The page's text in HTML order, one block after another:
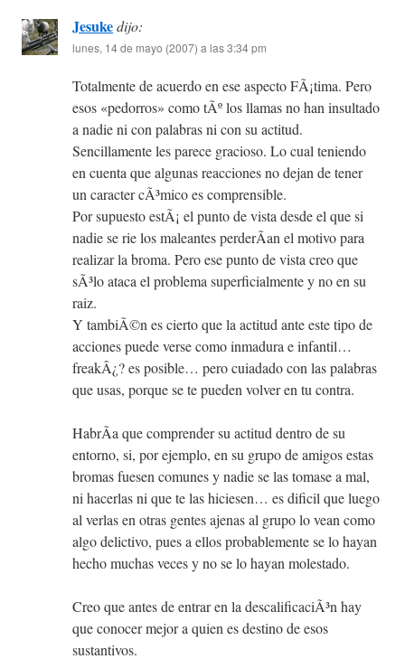
Jesukedijo:
lunes, 14 de mayo (2007) a las 3:34 pm
Totalmente de acuerdo en ese aspecto FÃ¡tima. Pero
esos «pedorros» como tÃº los llamas no han insultado
a nadie ni con palabras ni con su actitud.
Sencillamente les parece gracioso. Lo cual teniendo
en cuenta que algunas reacciones no dejan de tener
un caracter cÃ³mico es comprensible.
Por supuesto estÃ¡ el punto de vista desde el que si
nadie se rie los maleantes perderÃ­an el motivo para
realizar la broma. Pero ese punto de vista creo que
sÃ³lo ataca el problema superficialmente y no en su
raiz.
Y tambiÃ©n es cierto que la actitud ante este tipo de
acciones puede verse como inmadura e infantil…
freakÂ¿? es posible… pero cuiadado con las palabras
que usas, porque se te pueden volver en tu contra.
HabrÃ­a que comprender su actitud dentro de su
entorno, si, por ejemplo, en su grupo de amigos estas
bromas fuesen comunes y nadie se las tomase a mal,
ni hacerlas ni que te las hiciesen… es dificil que luego
al verlas en otras gentes ajenas al grupo lo vean como
algo delictivo, pues a ellos probablemente se lo hayan
hecho muchas veces y no se lo hayan molestado.
Creo que antes de entrar en la descalificaciÃ³n hay
que conocer mejor a quien es destino de esos
sustantivos.